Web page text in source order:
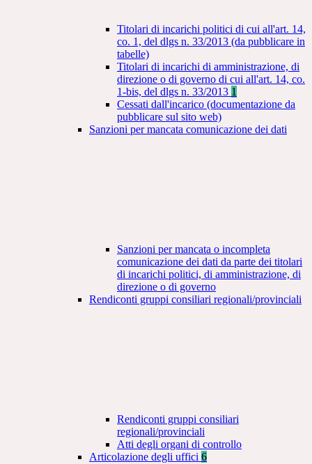
Titolari di incarichi politici di cui all'art. 14,
co. 1, del dlgs n. 33/2013 (da pubblicare in
tabelle)
Titolari di incarichi di amministrazione, di
direzione o di governo di cui all'art. 14, co.
1-bis, del dlgs n. 33/2013 1
Cessati dall'incarico (documentazione da
pubblicare sul sito web)
Sanzioni per mancata comunicazione dei dati
Sanzioni per mancata o incompleta
comunicazione dei dati da parte dei titolari
di incarichi politici, di amministrazione, di
direzione o di governo
Rendiconti gruppi consiliari regionali/provinciali
Rendiconti gruppi consiliari
regionali/provinciali
Atti degli organi di controllo
Articolazione degli uffici 6